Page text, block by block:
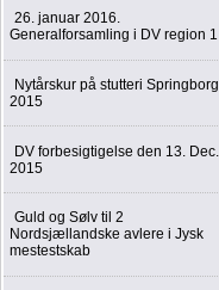
26. januar 2016.
Generalforsamling i DV region 1
Nytårskur på stutteri Springborg
2015
DV forbesigtigelse den 13. Dec.
2015
Guld og Sølv til 2
Nordsjællandske avlere i Jysk
mestestskab